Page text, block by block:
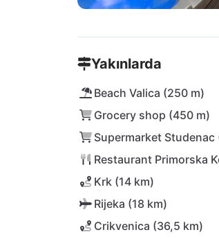
Yakınlarda
Beach Valica (250 m)
Grocery shop (450 m)
Supermarket Studenac
Restaurant Primorska
Krk (14 km)
Rijeka (18 km)
Crikvenica (36,5 km)